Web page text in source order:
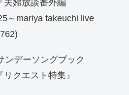
夫婦放談番外編
～mariya takeuchi live
デーソングブック
クエスト特集』